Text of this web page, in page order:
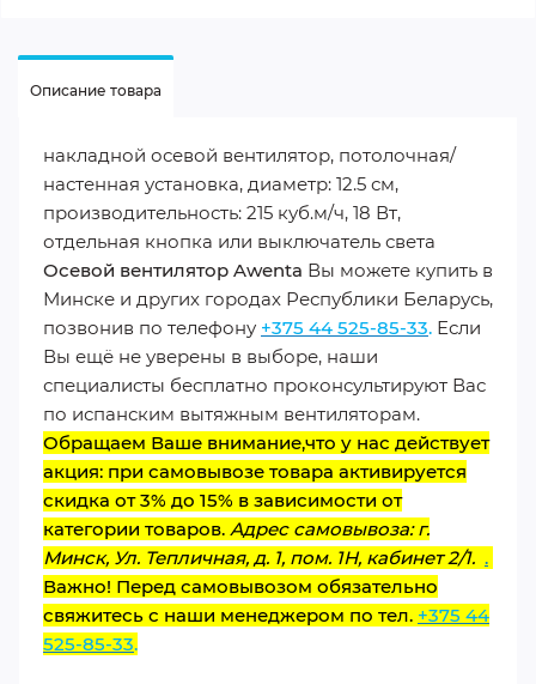
Описание товара
накладной осевой вентилятор, потолочная/
настенная установка, диаметр: 12.5 см,
производительность: 215 куб.м/ч, 18 Вт,
отдельная кнопка или выключатель света
Осевой вентилятор Awenta Вы можете купить в
Минске и других городах Республики Беларусь,
позвонив по телефону +375 44 525-85-33. Если
Вы ещё не уверены в выборе, наши
специалисты бесплатно проконсультируют Вас
по испанским вытяжным вентиляторам.
Обращаем Ваше внимание,что у нас действует
акция: при самовывозе товара активируется
скидка от 3% до 15% в зависимости от
категории товаров. Адрес самовывоза: г.
Минск, Ул. Тепличная, д. 1, пом. 1Н, кабинет 2/1. .
Важно! Перед самовывозом обязательно
свяжитесь с наши менеджером по тел. +375 44
525-85-33.